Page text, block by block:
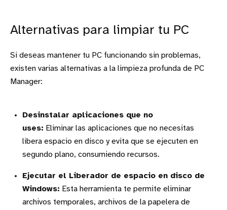
Alternativas para limpiar tu PC
Si deseas mantener tu PC funcionando sin problemas,
existen varias alternativas a la limpieza profunda de PC
Manager:
Desinstalar aplicaciones que no
uses: Eliminar las aplicaciones que no necesitas
libera espacio en disco y evita que se ejecuten en
segundo plano, consumiendo recursos.
Ejecutar el Liberador de espacio en disco de
Windows: Esta herramienta te permite eliminar
archivos temporales, archivos de la papelera de